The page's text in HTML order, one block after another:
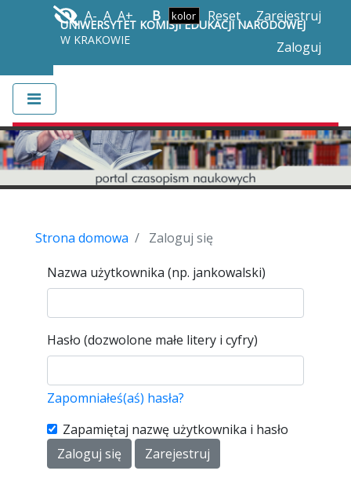
UNIWERSYTET KOMISJI EDUKACJI NARODOWEJ
W KRAKOWIE
A- A A+ B Reset
Zarejestruj
Zaloguj
Strona domowa
Zaloguj się
Nazwa użytkownika (np. jankowalski)
Hasło (dozwolone małe litery i cyfry)
Zapomniałeś(aś) hasła?
Zapamiętaj nazwę użytkownika i hasło
Zaloguj się
Zarejestruj